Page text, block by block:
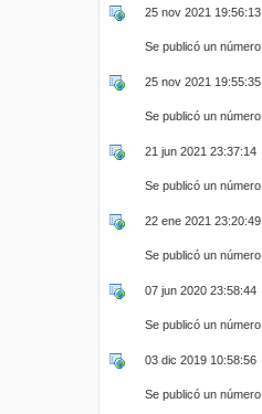
25 nov 2021 19:56:13
Se publicó un número.
25 nov 2021 19:55:35
Se publicó un número.
21 jun 2021 23:37:14
Se publicó un número.
22 ene 2021 23:20:49
Se publicó un número.
07 jun 2020 23:58:44
Se publicó un número.
03 dic 2019 10:58:56
Se publicó un número.